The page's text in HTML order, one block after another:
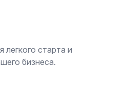
легкого старта и
бизнеса.